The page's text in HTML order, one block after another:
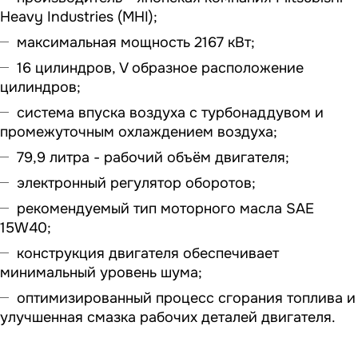
Heavy Industries (MHI);
максимальная мощность 2167 кВт;
16 цилиндров, V образное расположение
цилиндров;
система впуска воздуха с турбонаддувом и
промежуточным охлаждением воздуха;
79,9 литра - рабочий объём двигателя;
электронный регулятор оборотов;
рекомендуемый тип моторного масла SAE
15W40;
конструкция двигателя обеспечивает
минимальный уровень шума;
оптимизированный процесс сгорания топлива и
улучшенная смазка рабочих деталей двигателя.